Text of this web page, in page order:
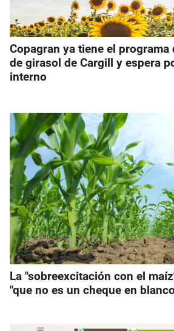
Copagran ya tiene el programa
de girasol de Cargill y espera
interno
La "sobreexcitación con el
"que no es un cheque en